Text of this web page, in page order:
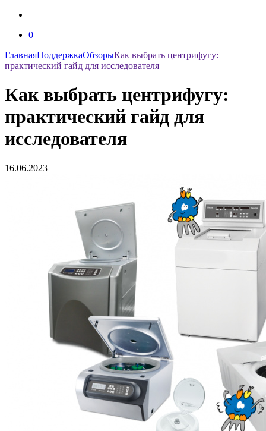
0
ГлавнаяПоддержкаОбзорыКак выбрать центрифугу:
практический гайд для исследователя
Как выбрать центрифугу:
практический гайд для
исследователя
16.06.2023